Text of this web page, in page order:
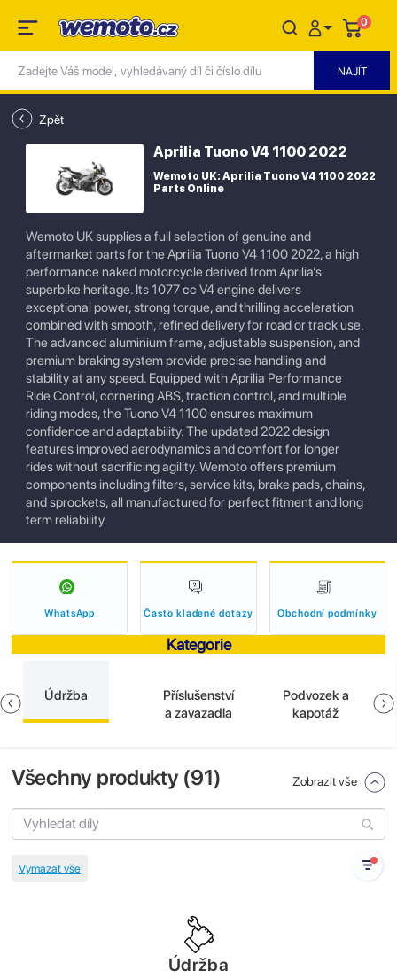
0
Zpět
Aprilia Tuono V4 1100 2022
Wemoto UK: Aprilia Tuono V4 1100 2022
Parts Online
Wemoto UK supplies a full selection of genuine and
aftermarket parts for the Aprilia Tuono V4 1100 2022, a high
performance naked motorcycle derived from Aprilia’s
superbike heritage. Its 1077 cc V4 engine delivers
exceptional power, strong torque, and thrilling acceleration
combined with smooth, refined delivery for road or track use.
The advanced aluminium frame, adjustable suspension, and
premium braking system provide precise handling and
stability at any speed. Equipped with Aprilia Performance
Ride Control, cornering ABS, traction control, and multiple
riding modes, the Tuono V4 1100 ensures maximum
confidence and adaptability. The updated 2022 design
features improved aerodynamics and comfort for longer
rides without sacrificing agility. Wemoto offers premium
components including filters, service kits, brake pads, chains,
and sprockets, all manufactured for perfect fitment and long
term reliability.
WhatsApp Často kladené dotazy Obchodní podmínky
Kategorie
Údržba
Příslušenství
a zavazadla
Podvozek a
kapotáž
Všechny produkty (91) Zobrazit vše
Údržba